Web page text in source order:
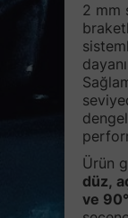
2 mm
Ürün
düz,
ve